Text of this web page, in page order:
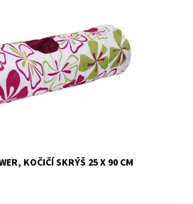
KOČIČÍ SKRÝŠ 25 X 90 CM